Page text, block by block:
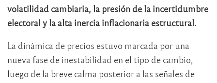
volatilidad cambiaria, la presión de la incertidumbre
electoral y la alta inercia inflacionaria estructural.
La dinámica de precios estuvo marcada por una
nueva fase de inestabilidad en el tipo de cambio,
luego de la breve calma posterior a las señales de